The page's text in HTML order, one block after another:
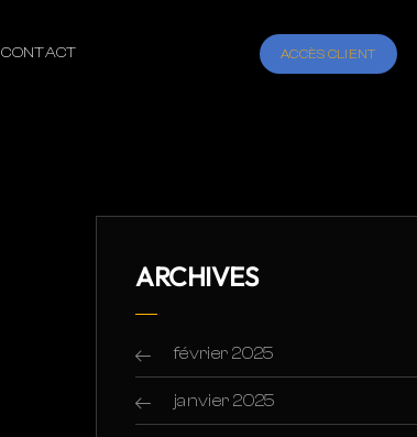
CONTACT ACCÈS CLIENT
ARCHIVES
février 2025
janvier 2025